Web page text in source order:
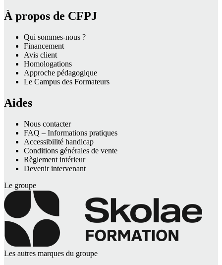
À propos de CFPJ
Qui sommes-nous ?
Financement
Avis client
Homologations
Approche pédagogique
Le Campus des Formateurs
Aides
Nous contacter
FAQ – Informations pratiques
Accessibilité handicap
Conditions générales de vente
Règlement intérieur
Devenir intervenant
Le groupe
Les autres marques du groupe